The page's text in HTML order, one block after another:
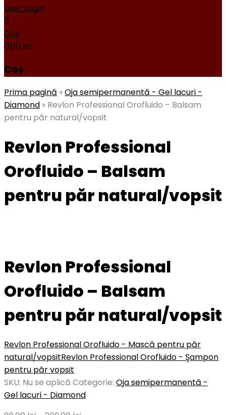
User Login
0
Cos
0,00 lei
Coș
Prima pagină »Oja semipermanentă - Gel lacuri -
Diamond » Revlon Professional Orofluido – Balsam
pentru păr natural/vopsit
Revlon Professional
Orofluido – Balsam
pentru păr natural/vopsit
Revlon Professional
Orofluido – Balsam
pentru păr natural/vopsit
Revlon Professional Orofluido - Mască pentru păr
natural/vopsitRevlon Professional Orofluido - Şampon
pentru păr vopsit
SKU: Nu se aplică Categorie: Oja semipermanentă -
Gel lacuri - Diamond